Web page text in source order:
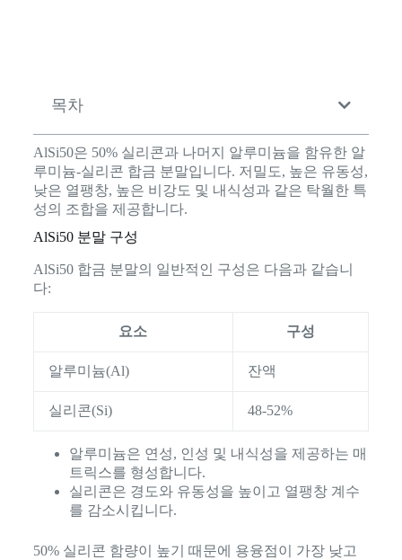
목차
AlSi50은 50% 실리콘과 나머지 알루미늄을 함유한 알
루미늄-실리콘 합금 분말입니다. 저밀도, 높은 유동성,
낮은 열팽창, 높은 비강도 및 내식성과 같은 탁월한 특
성의 조합을 제공합니다.
AlSi50 분말 구성
AlSi50 합금 분말의 일반적인 구성은 다음과 같습니
다:
요소 구성
알루미늄(Al) 잔액
실리콘(Si) 48-52%
알루미늄은 연성, 인성 및 내식성을 제공하는 매
트릭스를 형성합니다.
실리콘은 경도와 유동성을 높이고 열팽창 계수
를 감소시킵니다.
50% 실리콘 함량이 높기 때문에 용융점이 가장 낮고